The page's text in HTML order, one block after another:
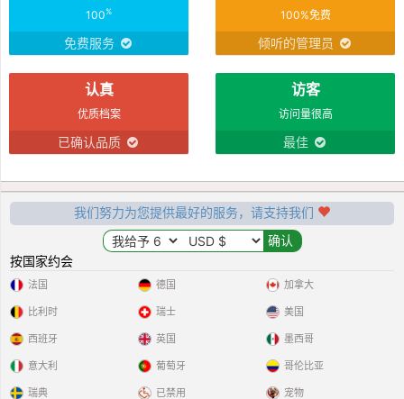
100%
免费服务
100%免费
倾听的管理员
认真
优质档案
已确认品质
访客
访问量很高
最佳
我们努力为您提供最好的服务，请支持我们
按国家约会
法国
比利时
西班牙
意大利
瑞典
德国
瑞士
英国
葡萄牙
已禁用
加拿大
美国
墨西哥
哥伦比亚
宠物